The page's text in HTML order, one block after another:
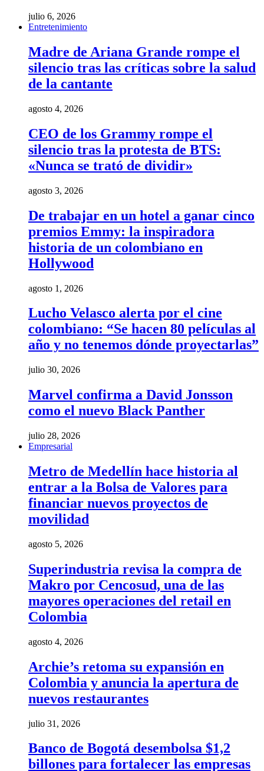
julio 6, 2026
Entretenimiento
Madre de Ariana Grande rompe el
silencio tras las críticas sobre la salud
de la cantante
agosto 4, 2026
CEO de los Grammy rompe el
silencio tras la protesta de BTS:
«Nunca se trató de dividir»
agosto 3, 2026
De trabajar en un hotel a ganar cinco
premios Emmy: la inspiradora
historia de un colombiano en
Hollywood
agosto 1, 2026
Lucho Velasco alerta por el cine
colombiano: “Se hacen 80 películas al
año y no tenemos dónde proyectarlas”
julio 30, 2026
Marvel confirma a David Jonsson
como el nuevo Black Panther
julio 28, 2026
Empresarial
Metro de Medellín hace historia al
entrar a la Bolsa de Valores para
financiar nuevos proyectos de
movilidad
agosto 5, 2026
Superindustria revisa la compra de
Makro por Cencosud, una de las
mayores operaciones del retail en
Colombia
agosto 4, 2026
Archie’s retoma su expansión en
Colombia y anuncia la apertura de
nuevos restaurantes
julio 31, 2026
Banco de Bogotá desembolsa $1,2
billones para fortalecer las empresas